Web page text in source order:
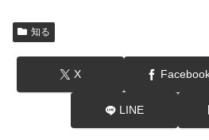
知る
X
LINE